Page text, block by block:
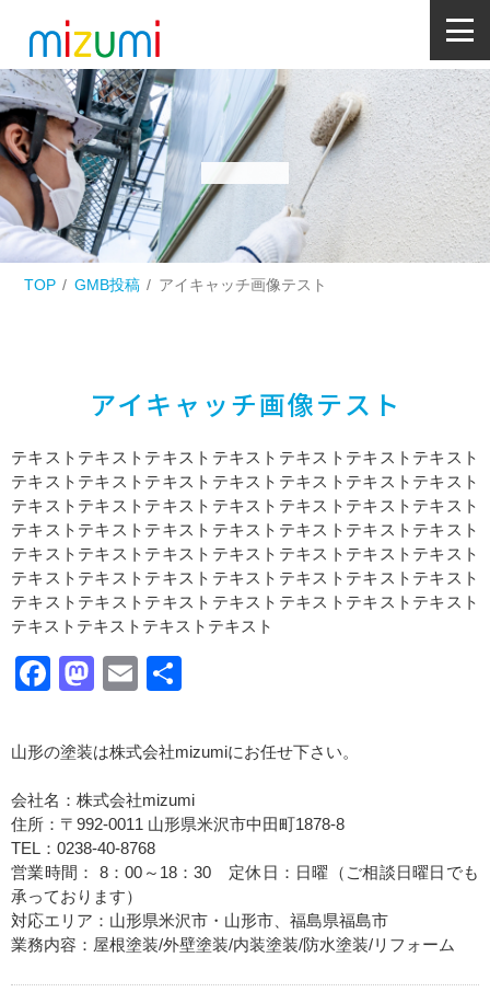
TOP GMB投稿 アイキャッチ画像テスト
アイキャッチ画像テスト
テキストテキストテキストテキストテキストテキストテキスト
テキストテキストテキストテキストテキストテキストテキスト
テキストテキストテキストテキストテキストテキストテキスト
テキストテキストテキストテキストテキストテキストテキスト
テキストテキストテキストテキストテキストテキストテキスト
テキストテキストテキストテキストテキストテキストテキスト
テキストテキストテキストテキストテキストテキストテキスト
テキストテキストテキストテキスト
Facebook
Mastodon
Email
山形の塗装は株式会社mizumiにお任せ下さい。
会社名：株式会社mizumi
住所：〒992-0011 山形県米沢市中田町1878-8
TEL：0238-40-8768
営業時間： 8：00～18：30 定休日：日曜（ご相談日曜日でも
承っております）
対応エリア：山形県米沢市・山形市、福島県福島市
業務内容：屋根塗装/外壁塗装/内装塗装/防水塗装/リフォーム